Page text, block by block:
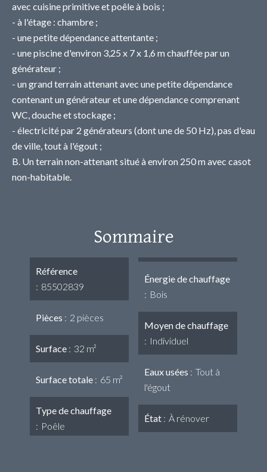
avec cuisine primitive et poêle à bois ;
- à l'étage : chambre ;
- une petite dépendance attentante ;
- une piscine d'environ 3,25 x 7 x 1,6 m chauffée par un
générateur ;
- un grand terrain attenant avec une petite dépendance
contenant un générateur et une dépendance comprenant
WC, douche et stockage ;
- électricité par 2 générateurs (dont une de 50 Hz), pas d'eau
de ville, tout à l'égout ;
B. Un terrain non-attenant situé à environ 250 m avec casot
non-habitable.
Sommaire
Référence
85502839
Pièces 2 pièces
Surface 32 m²
Surface totale 65 m²
Type de chauffage
Poêle
Énergie de chauffage
Bois
Moyen de chauffage
Individuel
Eaux usées
Tout à
l'égout
État À rénover